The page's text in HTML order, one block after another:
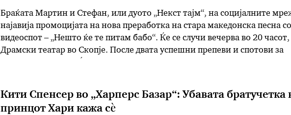
Браќата Мартин и Стефан, или дуото „Некст тајм“, на социјалните
најавија промоцијата на нова преработка на стара македонска песна со
видеоспот – „Нешто ќе те питам бабо“. Ќе се случи вечерва во 20 часот,
Драмски театар во Скопје. После двата успешни препеви и спотови за
Кити Спенсер во „Харперс Базар“: Убавата братучетка
принцот Хари кажа сѐ